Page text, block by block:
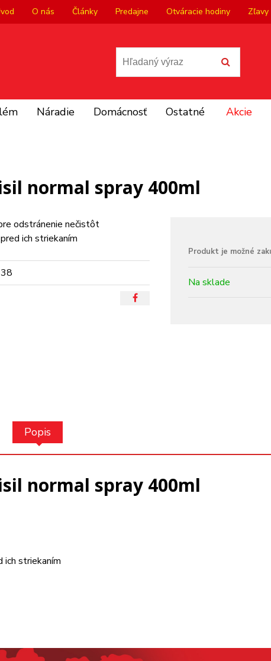
O nás Články Predajne Otváracie hodiny Zľavy
Náradie Domácnosť Ostatné Akcie
normal spray 400ml
Na sklade
odstránenie nečistôt
ich striekaním
Popis
normal spray 400ml
ich striekaním